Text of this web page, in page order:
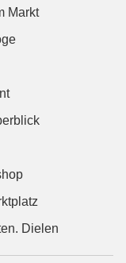
Markt
Dielen